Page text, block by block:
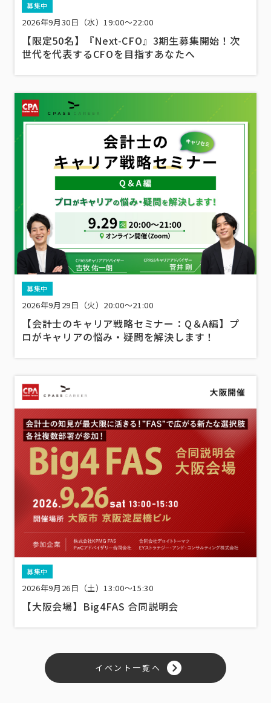
募集中
2026年9月30日（水）19:00～22:00
【限定50名】『Next-CFO』3期生募集開始！次
世代を代表するCFOを目指すあなたへ
募集中
2026年9月29日（火）20:00～21:00
【会計士のキャリア戦略セミナー：Q＆A編】プ
ロがキャリアの悩み・疑問を解決します！
募集中
2026年9月26日（土）13:00〜15:30
【大阪会場】Big4FAS 合同説明会
イベント一覧へ